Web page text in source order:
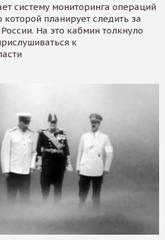
систему мониторинга операций
планирует следить за
На это кабмин толкнуло
к